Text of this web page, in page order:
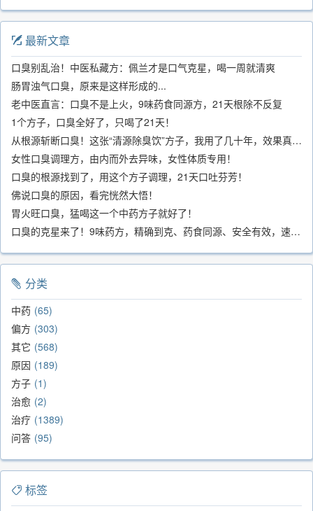
最新文章
口臭别乱治！中医私藏方：佩兰才是口气克星，喝一周就清爽
肠胃浊气口臭，原来是这样形成的...
老中医直言：口臭不是上火，9味药食同源方，21天根除不反复
1个方子，口臭全好了，只喝了21天！
从根源斩断口臭！这张“清源除臭饮”方子，我用了几十年，效果真不错
女性口臭调理方，由内而外去异味，女性体质专用！
口臭的根源找到了，用这个方子调理，21天口吐芬芳！
佛说口臭的原因，看完恍然大悟！
胃火旺口臭，猛喝这一个中药方子就好了！
口臭的克星来了！9味药方，精确到克、药食同源、安全有效，速看！
分类
中药 65
偏方 303
其它 568
原因 189
方子 1
治愈 2
治疗 1389
问答 95
标签